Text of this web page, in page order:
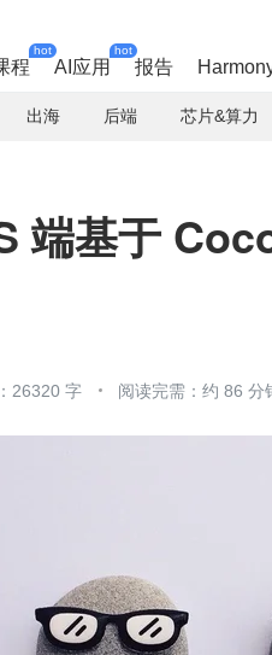
程
hot
AI应用
hot
报告
出海 后端 芯片&算力
端基于
26320 字 阅读完需：约 86 分